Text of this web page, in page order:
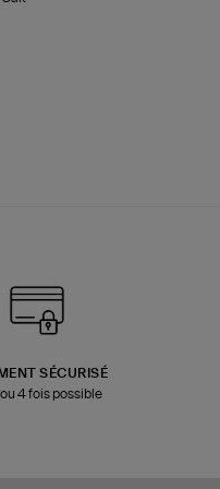
SÉCURISÉ
4 fois possible